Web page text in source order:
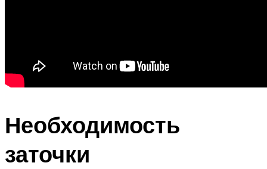
Необходимость
заточки